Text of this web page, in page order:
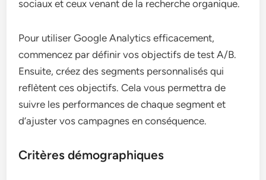
sociaux et ceux venant de la recherche organique.
Pour utiliser Google Analytics efficacement,
commencez par définir vos objectifs de test A/B.
Ensuite, créez des segments personnalisés qui
reflètent ces objectifs. Cela vous permettra de
suivre les performances de chaque segment et
d’ajuster vos campagnes en conséquence.
Critères démographiques